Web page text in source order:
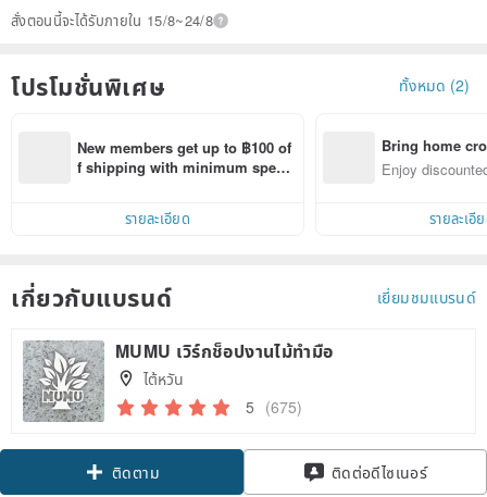
สั่งตอนนี้จะได้รับภายใน 15/8~24/8
โปรโมชั่นพิเศษ ทั้งหมด (2)
New members get up to ฿100 of
f shipping with minimum spen
รายละเอียด
Bring home
n with ease
Enjoy
รายละเอี
เกี่ยวกับแบรนด์ เยี่ยมชมแบรนด์
MUMU เวิร์กช็อปงานไม้ทำมือ
ไต้หวัน
5 (675)
ติดตาม
ติดต่อดีไซเนอร์